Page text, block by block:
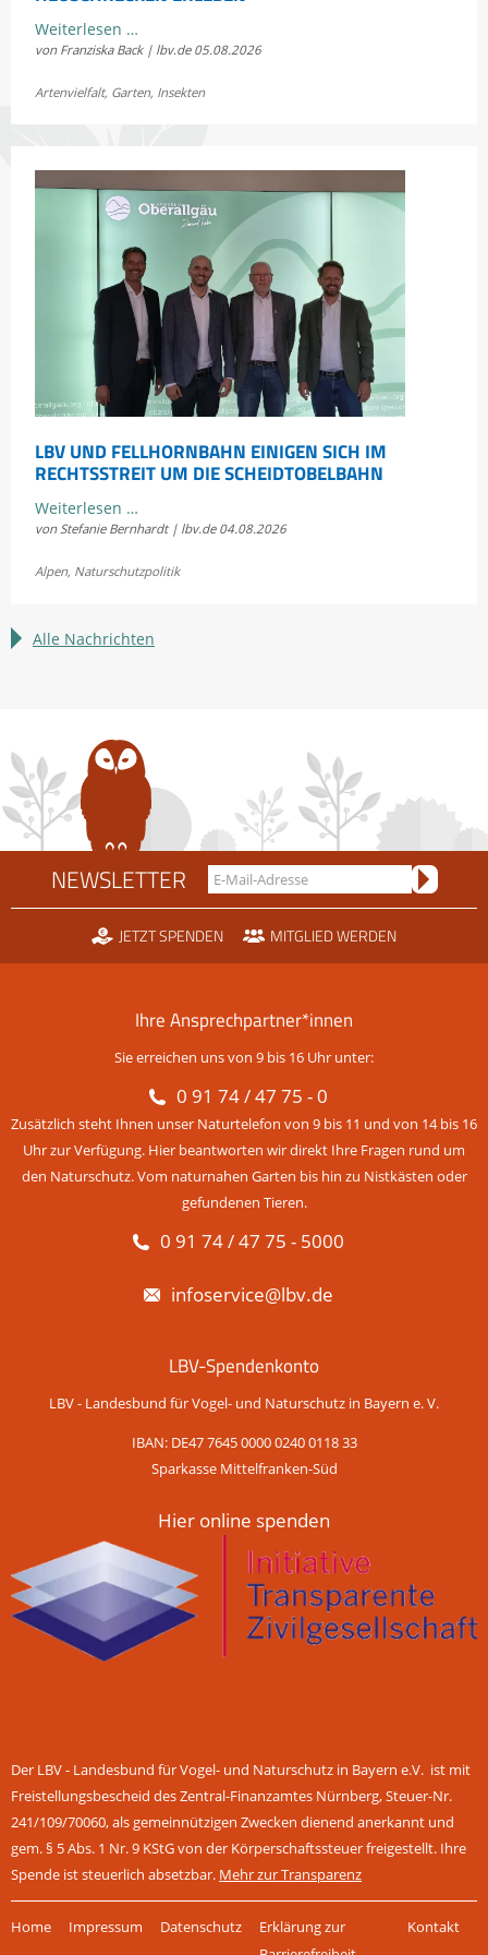
Weiterlesen …
Sommerkonzert:
Bayerns
von Franziska Back | lbv.de 05.08.2026
Artenvielfalt, Garten, Insekten
LBV UND FELLHORNBAHN EINIGEN SICH IM
RECHTSSTREIT UM DIE SCHEIDTOBELBAHN
Weiterlesen …LBV
und
einigen
im
Scheidtobelbahn
von Stefanie Bernhardt | lbv.de 04.08.2026
Alpen, Naturschutzpolitik
Alle Nachrichten
NEWSLETTER
JETZT SPENDEN MITGLIED WERDEN
Ihre Ansprechpartner*innen
Sie erreichen uns von 9 bis 16 Uhr unter:
0 91 74 / 47 75 - 0
Zusätzlich steht Ihnen unser Naturtelefon von 9 bis 11 und von 14 bis 16
Uhr zur Verfügung. Hier beantworten wir direkt Ihre Fragen rund um
den Naturschutz. Vom naturnahen Garten bis hin zu Nistkästen oder
gefundenen Tieren.
0 91 74 / 47 75 - 5000
infoservice@lbv.de
LBV-Spendenkonto
LBV - Landesbund für Vogel- und Naturschutz in Bayern e. V.
IBAN: DE47 7645 0000 0240 0118 33
Sparkasse Mittelfranken-Süd
Hier online spenden
Der LBV - Landesbund für Vogel- und Naturschutz in Bayern e.V. ist mit
Freistellungsbescheid des Zentral-Finanzamtes Nürnberg, Steuer-Nr.
241/109/70060, als gemeinnützigen Zwecken dienend anerkannt und
gem. § 5 Abs. 1 Nr. 9 KStG von der Körperschaftssteuer freigestellt. Ihre
Spende ist steuerlich absetzbar. Mehr zur Transparenz
überspringen
Home Impressum Datenschutz
Erklärung zur
Kontakt